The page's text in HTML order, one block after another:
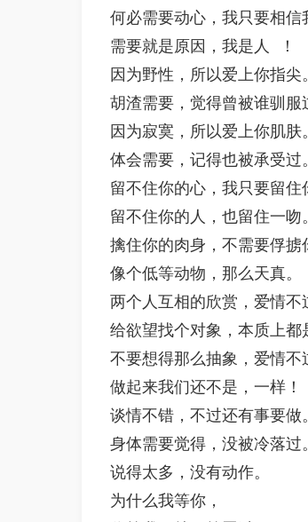
何必需要动心，我只要相信
需要就是原因，我是人 ！
因为野性，所以爱上你指
胡渣需要，觉得曾被谁驯服
因为寂寞，所以爱上你肌肤
体会需要，记得也被承受过。
留不住你的心，我只要留住
留不住你的人，也留住一吻。
擒住你的肉身，不需要俘掳
像个低等动物，那么天真。
两个人互相的欣赏，爱情不
给欲望找个对象，本质上都
不要想得那么抽象，爱情不
做起来我们还不是，一样！
谈情不错，不过还有事要做
身体需要觉得，没被冷落过。
说得太多，没有动作。
为什么我等你，